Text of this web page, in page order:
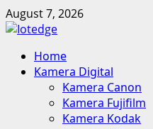
Skip
to
August 7, 2026
Primary
Menu
Home
Kamera Digital
Kamera Canon
Kamera Fujifilm
Kamera Kodak